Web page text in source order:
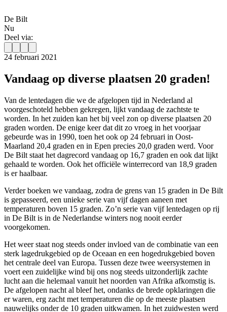
De Bilt
Nu
Deel via:
24 februari 2021
Vandaag op diverse plaatsen 20 graden!
Van de lentedagen die we de afgelopen tijd in Nederland al
voorgeschoteld hebben gekregen, lijkt vandaag de zachtste te
worden. In het zuiden kan het bij veel zon op diverse plaatsen 20
graden worden. De enige keer dat dit zo vroeg in het voorjaar
gebeurde was in 1990, toen het ook op 24 februari in Oost-
Maarland 20,4 graden en in Epen precies 20,0 graden werd. Voor
De Bilt staat het dagrecord vandaag op 16,7 graden en ook dat lijkt
gehaald te worden. Ook het officiële winterrecord van 18,9 graden
is er haalbaar.
Verder boeken we vandaag, zodra de grens van 15 graden in De Bilt
is gepasseerd, een unieke serie van vijf dagen aaneen met
temperaturen boven 15 graden. Zo’n serie van vijf lentedagen op rij
in De Bilt is in de Nederlandse winters nog nooit eerder
voorgekomen.
Het weer staat nog steeds onder invloed van de combinatie van een
sterk lagedrukgebied op de Oceaan en een hogedrukgebied boven
het centrale deel van Europa. Tussen deze twee weersystemen in
voert een zuidelijke wind bij ons nog steeds uitzonderlijk zachte
lucht aan die helemaal vanuit het noorden van Afrika afkomstig is.
De afgelopen nacht al bleef het, ondanks de brede opklaringen die
er waren, erg zacht met temperaturen die op de meeste plaatsen
nauwelijks onder de 10 graden uitkwamen. In het zuidwesten werd